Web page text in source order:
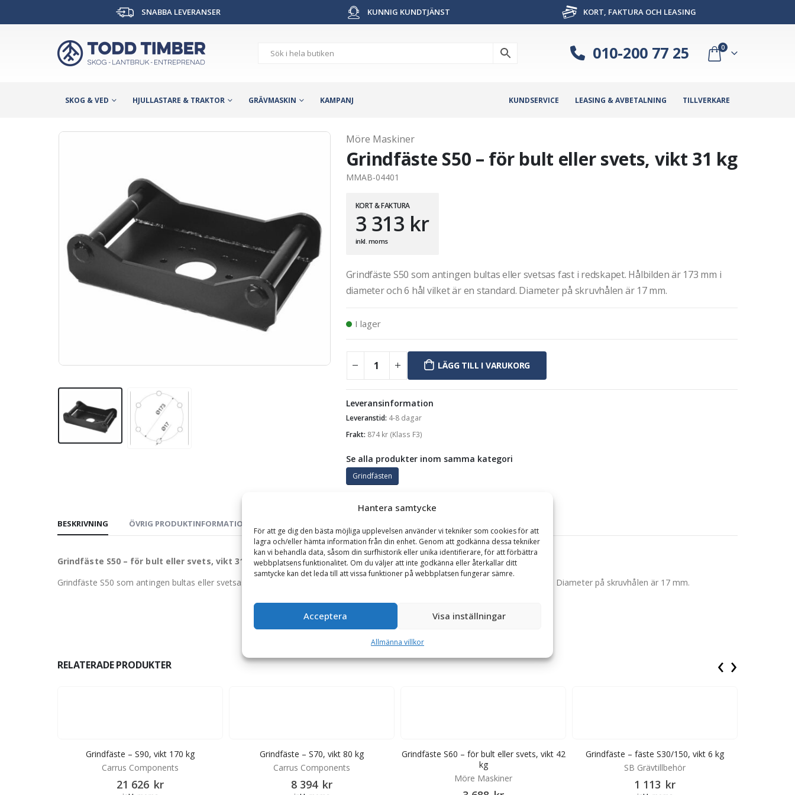
Hantera samtycke
För att ge dig den bästa möjliga upplevelsen använder vi tekniker som cookies för att
lagra och/eller hämta information från din enhet. Genom att godkänna dessa tekniker
kan vi behandla data, såsom din surfhistorik eller unika identifierare, för att förbättra
webbplatsens funktionalitet. Om du väljer att inte godkänna eller återkallar ditt
samtycke kan det leda till att vissa funktioner på webbplatsen fungerar sämre.
Acceptera Visa inställningar
Allmänna villkor
SNABBA LEVERANSER KUNNIG KUNDTJÄNST KORT, FAKTURA OCH LEASING
010-200 77 25 0
SKOG & VED HJULLASTARE & TRAKTOR GRÄVMASKIN KAMPANJ KUNDSERVICE LEASING & AVBETALNING TILLVERKARE
Möre Maskiner
Grindfäste S50 – för bult eller svets, vikt 31 kg
MMAB-04401
KORT & FAKTURA
3 313 kr
inkl. moms
Grindfäste S50 som antingen bultas eller svetsas fast i redskapet. Hålbilden är 173 mm i
diameter och 6 hål vilket är en standard. Diameter på skruvhålen är 17 mm.
I lager
LÄGG TILL I VARUKORG
Leveransinformation
Leveranstid: 4-8 dagar
Frakt: 874kr(Klass F3)
Se alla produkter inom samma kategori
Grindfästen
BESKRIVNING ÖVRIG PRODUKTINFORMATION
Grindfäste S50 – för bult eller svets, vikt 31 kg
Grindfäste S50 som antingen bultas eller svetsas fast i redskapet. Hålbilden är 173 mm i diameter och 6 hål vilket är en standard. Diameter på skruvhålen är 17 mm.
RELATERADE PRODUKTER
Grindfäste – S90, vikt 170 kg
Carrus Components
21 626 kr
Grindfäste – S70, vikt 80 kg
Carrus Components
8 394 kr
Grindfäste S60 – för bult eller svets, vikt 42
kg
Möre Maskiner
Grindfäste – fäste S30/150, vikt 6 kg
SB Grävtillbehör
1 113 kr
‹ ›